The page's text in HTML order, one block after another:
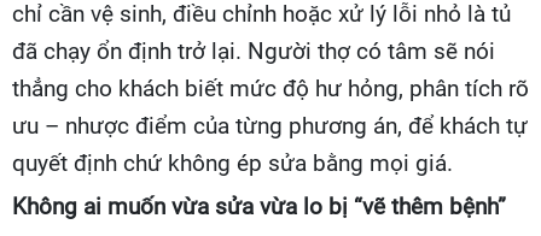
chỉ cần vệ sinh, điều chỉnh hoặc xử lý lỗi nhỏ là tủ
đã chạy ổn định trở lại. Người thợ có tâm sẽ nói
thẳng cho khách biết mức độ hư hỏng, phân tích rõ
ưu – nhược điểm của từng phương án, để khách tự
quyết định chứ không ép sửa bằng mọi giá.
Không ai muốn vừa sửa vừa lo bị “vẽ thêm bệnh”